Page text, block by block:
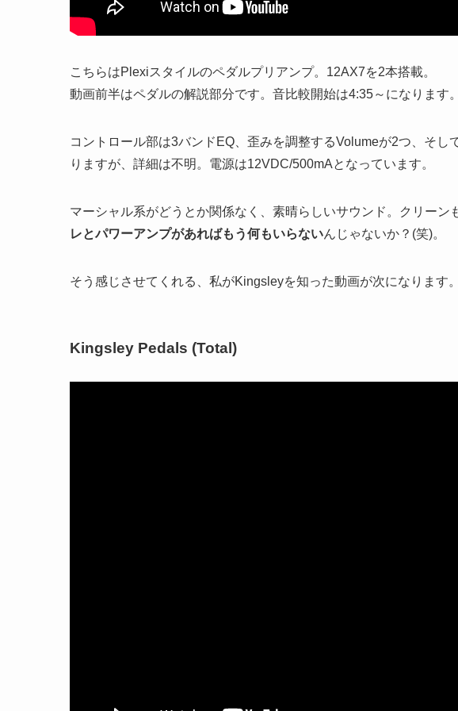
こちらはPlexiスタイルのペダルプリアンプ。12AX7を2本搭載。
動画前半はペダルの解説部分です。音比較開始は4:35～になります。
コントロール部は3バンドEQ、歪みを調整するVolumeが2つ、そ
りますが、詳細は不明。電源は12VDC/500mAとなっています。
マーシャル系がどうとか関係なく、素晴らしいサウンド。クリーン
レとパワーアンプがあればもう何もいらないんじゃないか？(笑)。
そう感じさせてくれる、私がKingsleyを知った動画が次になります。
Kingsley Pedals (Total)